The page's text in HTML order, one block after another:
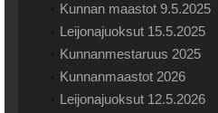
Kunnan maastot 9.5.2025
Leijonajuoksut 15.5.2025
Kunnanmestaruus 2025
Kunnanmaastot 2026
Leijonajuoksut 12.5.2026